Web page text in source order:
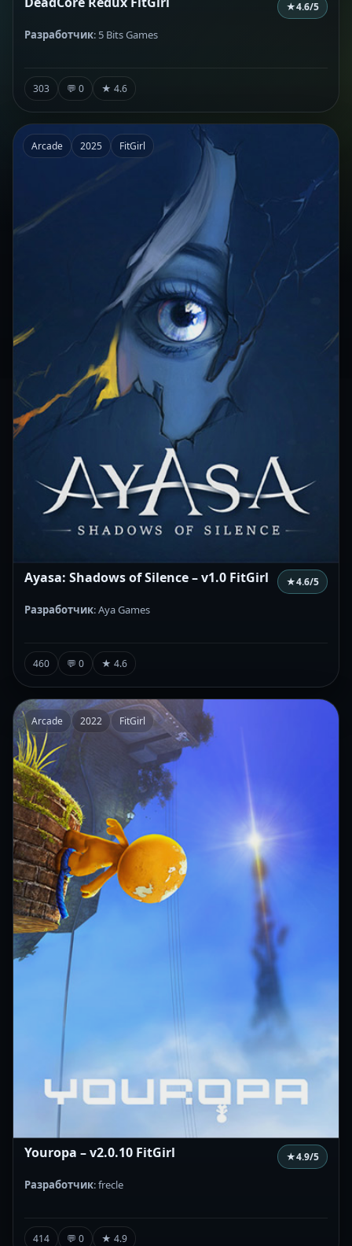
★4.6/5
Разработчик: 5 Bits Games
303 💬 0 ★ 4.6
Arcade 2025 FitGirl
Ayasa: Shadows of Silence – v1.0 FitGirl ★4.6/5
Разработчик: Aya Games
460 💬 0 ★ 4.6
Arcade 2022 FitGirl
Youropa – v2.0.10 FitGirl ★4.9/5
Разработчик: frecle
414 💬 0 ★ 4.9